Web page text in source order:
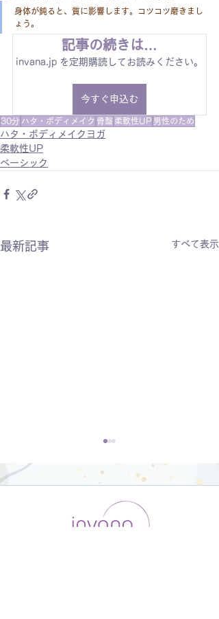
身体が鈍ると、質に影響します。コツコツ磨きまし
ょう。
記事の続きは…
invana.jp を定期購読してお読みください。
今すぐ申込む
30分 ハタ・ボディメイク 骨盤 柔軟性UP 男性のため
ハタ・ボディメイクヨガ
柔軟性UP
ベーシック
最新記事 すべて表示